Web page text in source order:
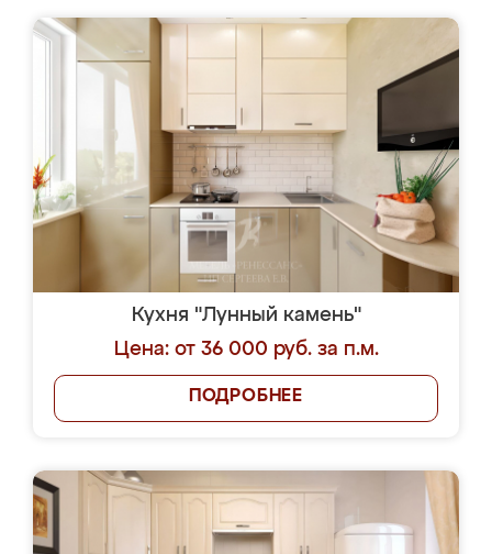
Кухня "Лунный камень"
Цена: от 36 000 руб. за п.м.
ПОДРОБНЕЕ